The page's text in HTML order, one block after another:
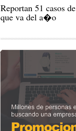
Reportan 51 casos
que va del a�o